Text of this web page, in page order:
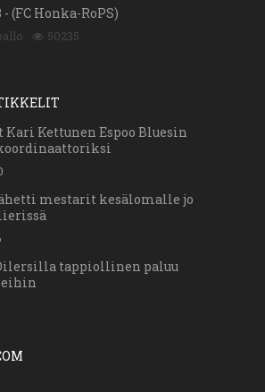
- (FC Honka-RoPS)
50235
Kari Kettunen Espoo Bluesin
mestarit kesälomalle jo
tappiollinen paluu